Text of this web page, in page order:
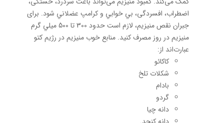
اضطراب، افسردگی، بي خوابي و كرامپ عضلاني شود. برای
جبران نقص منيزيم، لازم است حدود 300 تا 500 ميلي گرم
منيزيم در روز مصرف كنید. منابع خوب منيزيم در رژيم كتو
عبارت‌اند از:
کاکائو
شکلات تلخ
بادام
گردو
دانه چيا